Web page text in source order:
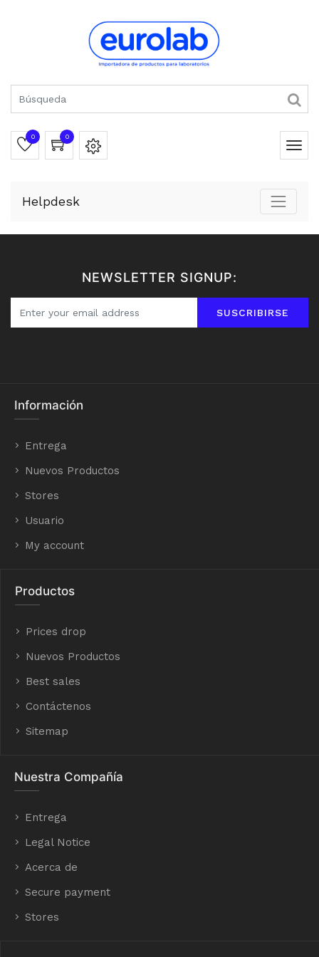
0 0
Helpdesk
NEWSLETTER SIGNUP:
SUSCRIBIRSE
Información
Entrega
Nuevos Productos
Stores
Usuario
My account
Productos
Prices drop
Nuevos Productos
Best sales
Contáctenos
Sitemap
Nuestra Compañía
Entrega
Legal Notice
Acerca de
Secure payment
Stores